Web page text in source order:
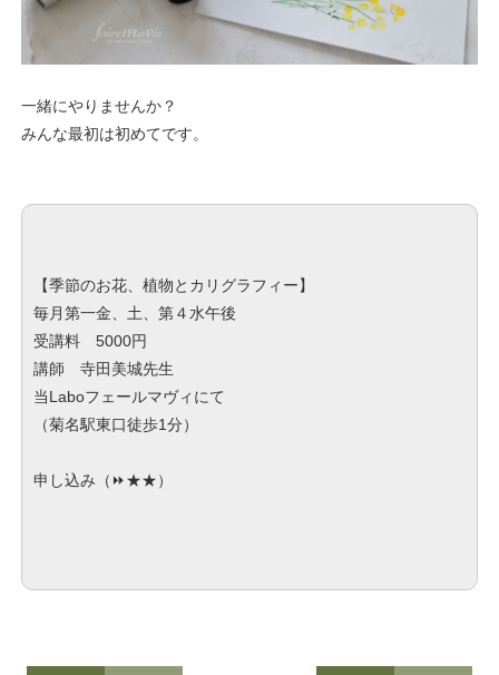
一緒にやりませんか？
みんな最初は初めてです。
【季節のお花、植物とカリグラフィー】
毎月第一金、土、第４水午後
受講料 5000円
講師 寺田美城先生
当Laboフェールマヴィにて
（菊名駅東口徒歩1分）
申し込み（⏩★★）